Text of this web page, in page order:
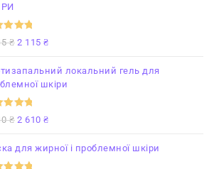
в
₴ 2 115₴
локальний гель для
шкіри
в
₴ 2 610₴
для жирної і проблемної шкіри